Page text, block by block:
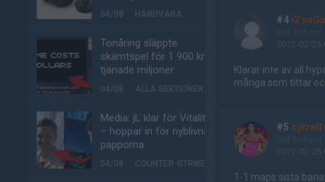
04/08 HÅRDVARA
Tonåring släppte
skämtspel för 1 900 kr –
tjänade miljoner
04/08 ALLA SEKTIONER
Media: jL klar för Vitality
– hoppar in för nyblivna
papporna
04/08 COUNTER-STRIKE
#4
2012-02-26
Klarar inte av all
många som tittar
#5
2012-02-26
1-1 maps sista